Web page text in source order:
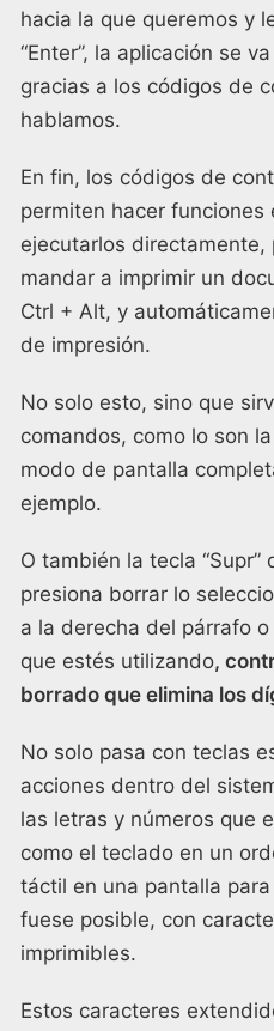
hacia la que queremos y
“Enter”, la aplicación se
gracias a los códigos de
hablamos.
En fin, los códigos de
permiten hacer funciones
ejecutarlos directamente,
mandar a imprimir un
Ctrl + Alt, y
de impresión.
No solo esto, sino que
comandos, como lo son
modo de pantalla
ejemplo.
O también la tecla “Supr”
presiona borrar lo
a la derecha del párrafo
que estés utilizando,
borrado que elimina los
No solo pasa con teclas
acciones dentro del
las letras y números que
como el teclado en un
táctil en una pantalla
fuese posible, con
imprimibles.
Estos caracteres